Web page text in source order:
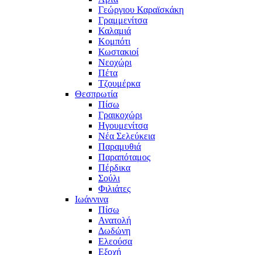
Γεώργιου Καραϊσκάκη
Γραμμενίτσα
Καλαμιά
Κομπότι
Κωστακιοί
Νεοχώρι
Πέτα
Τζουμέρκα
Θεσπρωτία
Πίσω
Γραικοχώρι
Ηγουμενίτσα
Νέα Σελεύκεια
Παραμυθιά
Παραπόταμος
Πέρδικα
Σούλι
Φιλιάτες
Ιωάννινα
Πίσω
Ανατολή
Δωδώνη
Ελεούσα
Εξοχή